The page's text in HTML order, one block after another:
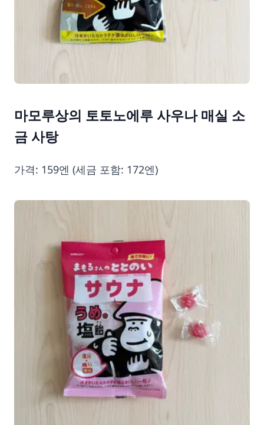
마모루상의 토토노에루 사우나 매실 소
금 사탕
가격: 159엔 (세금 포함: 172엔)